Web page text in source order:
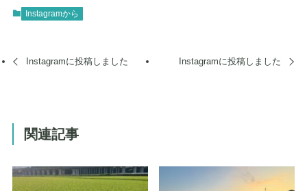
Instagramから
Instagramに投稿しました Instagramに投稿しました
関連記事